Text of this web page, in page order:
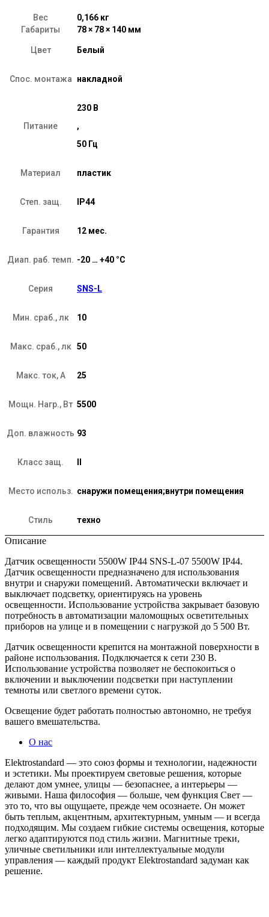
Вес
0,166 кг
Габариты
78 × 78 × 140 мм
Цвет Белый
Спос. монтажа накладной
Питание
230 В
,
50 Гц
Материал пластик
Степ. защ. IP44
Гарантия 12 мес.
Диап. раб. темп. -20 … +40 °C
Серия SNS-L
Мин. сраб., лк 10
Макс. сраб., лк 50
Макс. ток, А 25
Мощн. Нагр., Вт 5500
Доп. влажность 93
Класс защ.
Место использ. снаружи помещения;внутри помещения
Стиль техно
Описание
Датчик освещенности 5500W IP44 SNS-L-07 5500W IP44.
Датчик освещенности предназначено для использования
внутри и снаружи помещений. Автоматически включает и
выключает подсветку, ориентируясь на уровень
освещенности. Использование устройства закрывает базовую
потребность в автоматизации маломощных осветительных
приборов на улице и в помещении с нагрузкой до 5 500 Вт.
Датчик освещенности крепится на монтажной поверхности в
районе использования. Подключается к сети 230 В.
Использование устройства позволяет не беспокоиться о
включении и выключении подсветки при наступлении
темноты или светлого времени суток.
Освещение будет работать полностью автономно, не требуя
вашего вмешательства.
О нас
Elektrostandard — это союз формы и технологии, надежности
и эстетики. Мы проектируем световые решения, которые
делают дом умнее, улицы — безопаснее, а интерьеры —
живыми. Наша философия — больше, чем функция Свет —
это то, что вы ощущаете, прежде чем осознаете. Он может
быть теплым, акцентным, архитектурным, умным — и всегда
подходящим. Мы создаем гибкие системы освещения, которые
легко адаптируются под стиль жизни. Магнитные треки,
уличные светильники или интеллектуальные модули
управления — каждый продукт Elektrostandard задуман как
решение.